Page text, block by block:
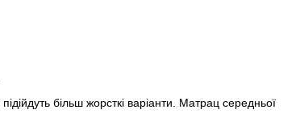
більш жорсткі варіанти. Матрац середньої